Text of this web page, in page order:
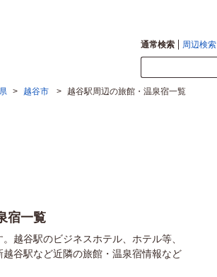
通常検索 周辺検索
> 越谷市 > 越谷駅周辺の旅館・温泉宿一覧
宿一覧
越谷駅のビジネスホテル、ホテル等、
谷駅など近隣の旅館・温泉宿情報など